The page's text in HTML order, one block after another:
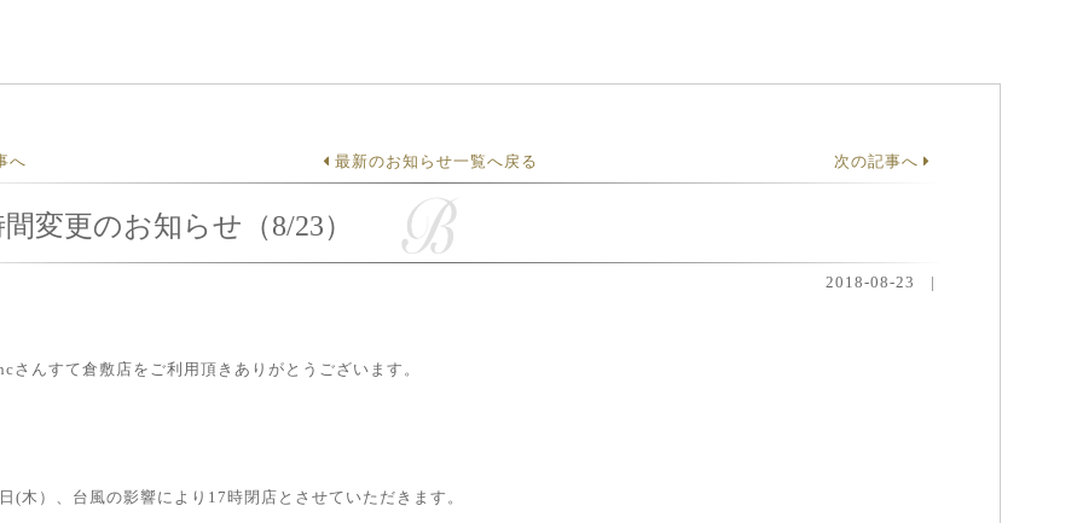
へ 最新のお知らせ一覧へ戻る 次の記事へ
変更のお知らせ（8/23）
2018-08-23 |
さんすて倉敷店をご利用頂きありがとうございます。
(木）、台風の影響により17時閉店とさせていただきます。